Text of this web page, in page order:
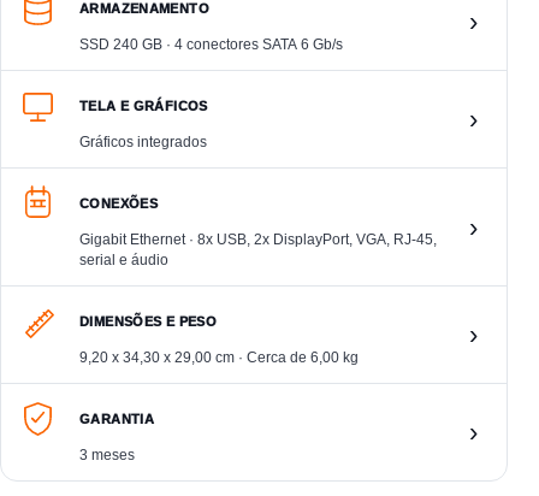
ARMAZENAMENTO
SSD 240 GB · 4 conectores SATA 6 Gb/s
›
TELA E GRÁFICOS
Gráficos integrados
›
CONEXÕES
Gigabit Ethernet · 8x USB, 2x DisplayPort, VGA, RJ-45,
serial e áudio
›
DIMENSÕES E PESO
9,20 x 34,30 x 29,00 cm · Cerca de 6,00 kg
›
GARANTIA
3 meses
›